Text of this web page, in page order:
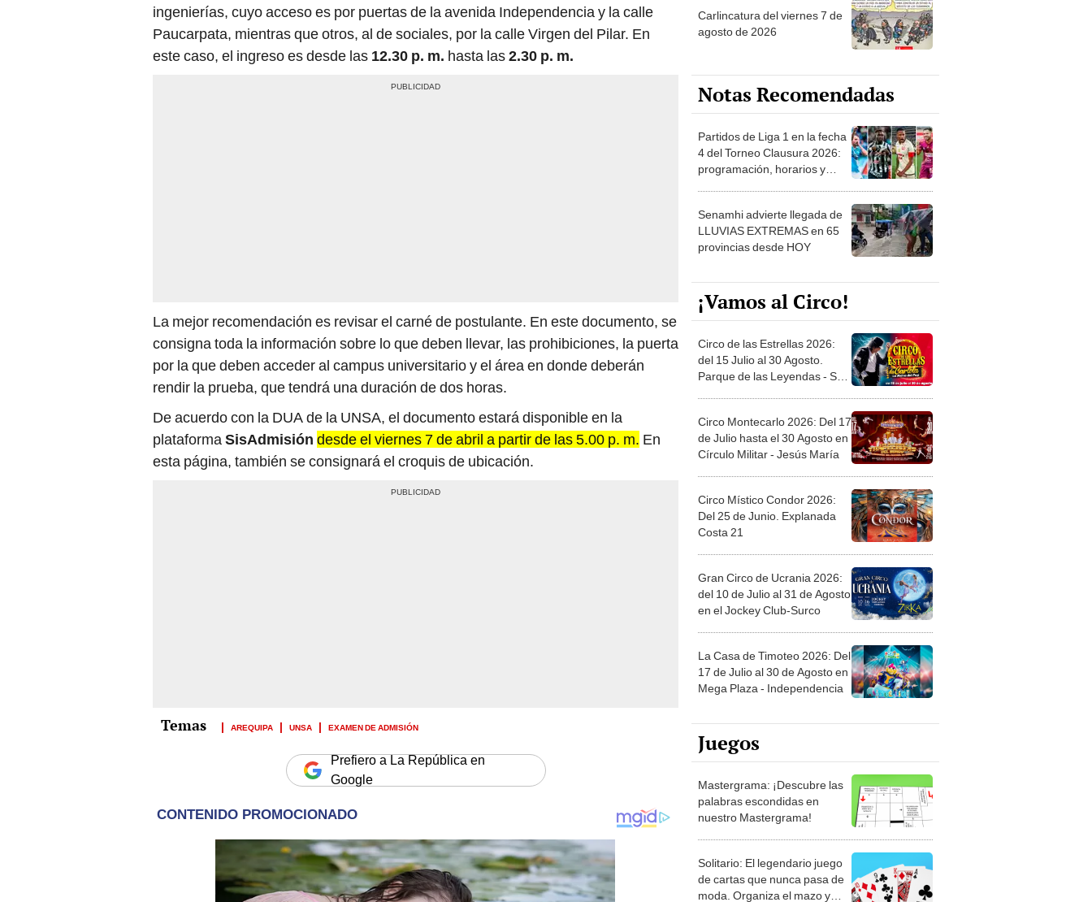
ingenierías, cuyo acceso es por puertas de la avenida Independencia y la calle
Paucarpata, mientras que otros, al de sociales, por la calle Virgen del Pilar. En
este caso, el ingreso es desde las 12.30 p. m. hasta las2.30 p. m.
La mejor recomendación es revisar el carné de postulante. En este documento, se
consigna toda la información sobre lo que deben llevar, las prohibiciones, la puerta
por la que deben acceder al campus universitario y el área en donde deberán
rendir la prueba, que tendrá una duración de dos horas.
De acuerdo con la DUA de la UNSA, el documento estará disponible en la
plataformaSisAdmisión desde el viernes 7 de abril a partir de las 5.00 p. m. En
esta página, también se consignará el croquis de ubicación.
AREQUIPA UNSA EXAMEN DE ADMISIÓN
Prefiero a La República en
Google
Carlincatura del viernes 7 de
agosto de 2026
Notas Recomendadas
Partidos de Liga 1 en la fecha
4 del Torneo Clausura 2026:
programación, horarios y
Senamhi advierte llegada de
LLUVIAS EXTREMAS en 65
provincias desde HOY
¡Vamos al Circo!
Circo de las Estrellas 2026:
del 15 Julio al 30 Agosto.
Parque de las Leyendas - San
Circo Montecarlo 2026: Del 17
de Julio hasta el 30 Agosto en
Círculo Militar - Jesús María
Circo Místico Condor 2026:
Del 25 de Junio. Explanada
Costa 21
Gran Circo de Ucrania 2026:
del 10 de Julio al 31 de Agosto
en el Jockey Club-Surco
La Casa de Timoteo 2026: Del
17 de Julio al 30 de Agosto en
Mega Plaza - Independencia
Juegos
Mastergrama: ¡Descubre las
palabras escondidas en
nuestro Mastergrama!
Solitario: El legendario juego
de cartas que nunca pasa de
moda. Organiza el mazo y